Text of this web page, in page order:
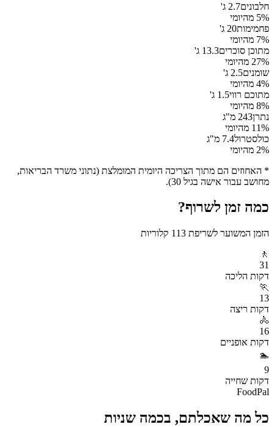
חלבונים2.7 ג'
5% מהיומי
פחמימות20 ג'
7% מהיומי
מתוכן סוכרים13.3 ג'
27% מהיומי
שומנים2.5 ג'
4% מהיומי
מתוכם רווי1.5 ג'
8% מהיומי
נתרן243 מ"ג
11% מהיומי
כולסטרול7.4 מ"ג
2% מהיומי
* האחוזים הם מתוך הצריכה היומית המומלצת (נתוני משרד הבריאות,
מחושב עבור אישה בגיל 30).
כמה זמן לשרוף?
הזמן המשוער לשריפת 113 קלוריות
🚶
31
דקות הליכה
🏃
13
דקות ריצה
🚴
16
דקות אופניים
🏊
9
דקות שחייה
FoodPal
כל מה שאכלתם, בכמה שניות